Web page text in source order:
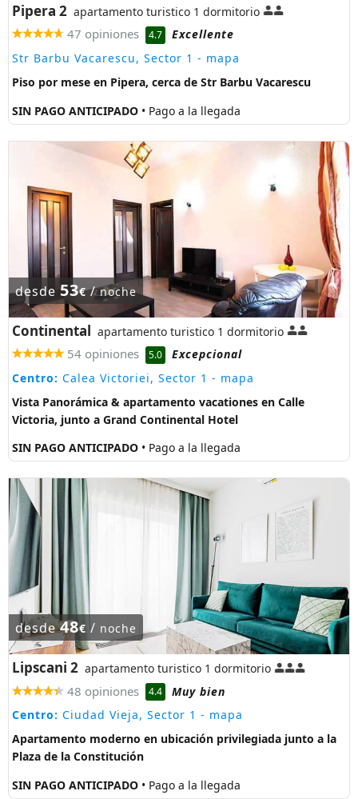
Pipera 2 apartamento turistico 1 dormitorio
47 opiniones 4.7
Excellente
Str Barbu Vacarescu, Sector 1 - mapa
Piso por mese en Pipera, cerca de Str Barbu Vacarescu
SIN PAGO ANTICIPADO • Pago a la llegada
desde53€/noche
Continental apartamento turistico 1 dormitorio
54 opiniones 5.0
Excepcional
Centro: Calea Victoriei, Sector 1 - mapa
Vista Panorámica & apartamento vacationes en Calle
Victoria, junto a Grand Continental Hotel
SIN PAGO ANTICIPADO • Pago a la llegada
desde48€ / noche
Lipscani 2 apartamento turistico 1 dormitorio
48 opiniones 4.4
Muy bien
Centro: Ciudad Vieja, Sector 1 - mapa
Apartamento moderno en ubicación privilegiada junto a la
Plaza de la Constitución
SIN PAGO ANTICIPADO • Pago a la llegada